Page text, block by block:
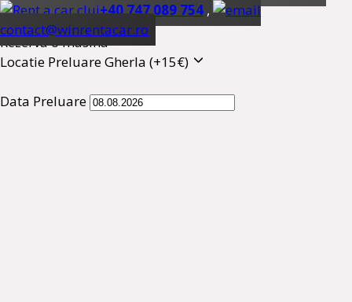
+40 747 089 754 ,
contact@winrentacar.ro
Rezerva o masina
Locatie PreluareGherla (+15€)
Data Preluare